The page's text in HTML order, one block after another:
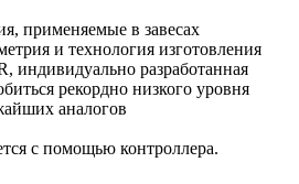
применяемые в завесах
и технология изготовления
индивидуально разработанная
рекордно низкого уровня
аналогов
с помощью контроллера.